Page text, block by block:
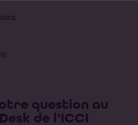
question au
de l'ICCI